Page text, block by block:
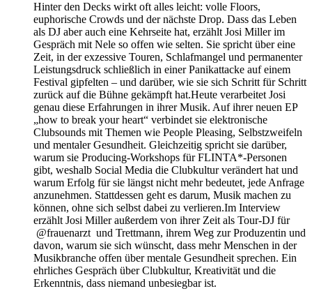
Hinter den Decks wirkt oft alles leicht: volle Floors,
euphorische Crowds und der nächste Drop. Dass das Leben
als DJ aber auch eine Kehrseite hat, erzählt Josi Miller im
Gespräch mit Nele so offen wie selten. Sie spricht über eine
Zeit, in der exzessive Touren, Schlafmangel und permanenter
Leistungsdruck schließlich in einer Panikattacke auf einem
Festival gipfelten – und darüber, wie sie sich Schritt für Schritt
zurück auf die Bühne gekämpft hat.Heute verarbeitet Josi
genau diese Erfahrungen in ihrer Musik. Auf ihrer neuen EP
„how to break your heart“ verbindet sie elektronische
Clubsounds mit Themen wie People Pleasing, Selbstzweifeln
und mentaler Gesundheit. Gleichzeitig spricht sie darüber,
warum sie Producing-Workshops für FLINTA*-Personen
gibt, weshalb Social Media die Clubkultur verändert hat und
warum Erfolg für sie längst nicht mehr bedeutet, jede Anfrage
anzunehmen. Stattdessen geht es darum, Musik machen zu
können, ohne sich selbst dabei zu verlieren.Im Interview
erzählt Josi Miller außerdem von ihrer Zeit als Tour-DJ für
@frauenarzt und Trettmann, ihrem Weg zur Produzentin und
davon, warum sie sich wünscht, dass mehr Menschen in der
Musikbranche offen über mentale Gesundheit sprechen. Ein
ehrliches Gespräch über Clubkultur, Kreativität und die
Erkenntnis, dass niemand unbesiegbar ist.